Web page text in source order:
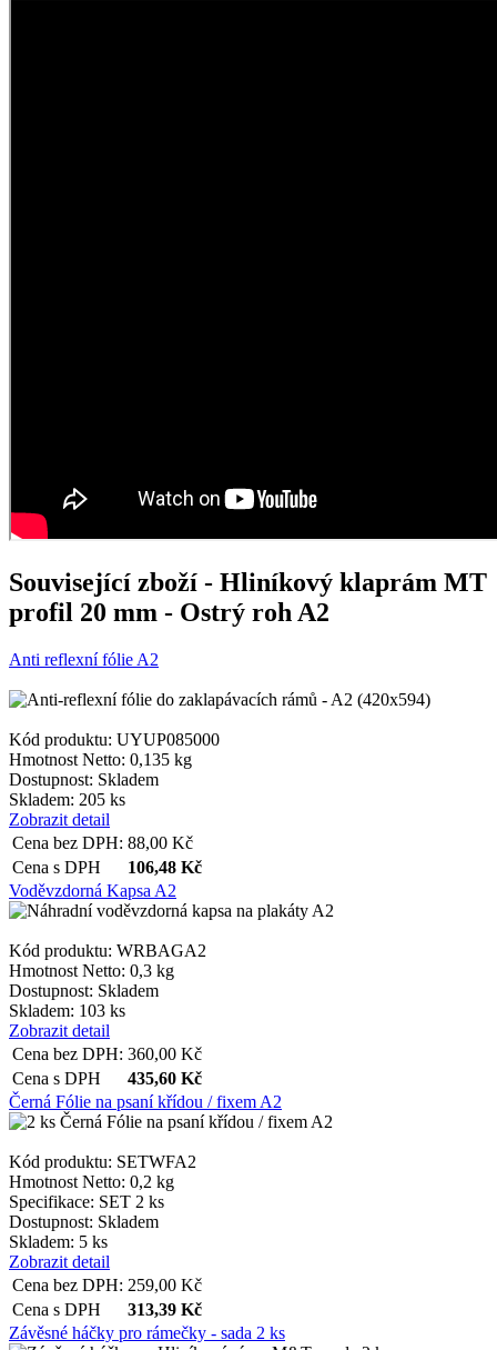
Související zboží - Hliníkový klaprám MT
profil 20 mm - Ostrý roh A2
Anti reflexní fólie A2
Kód produktu: UYUP085000
Hmotnost Netto: 0,135 kg
Dostupnost: Skladem
Skladem: 205 ks
Zobrazit detail
Cena bez DPH: 88,00 Kč
Cena s DPH
106,48 Kč
Voděvzdorná Kapsa A2
Kód produktu: WRBAGA2
Hmotnost Netto: 0,3 kg
Dostupnost: Skladem
Skladem: 103 ks
Zobrazit detail
Cena bez DPH: 360,00 Kč
Cena s DPH
435,60 Kč
Černá Fólie na psaní křídou / fixem A2
Kód produktu: SETWFA2
Hmotnost Netto: 0,2 kg
Specifikace: SET 2 ks
Dostupnost: Skladem
Skladem: 5 ks
Zobrazit detail
Cena bez DPH: 259,00 Kč
Cena s DPH
313,39 Kč
Závěsné háčky pro rámečky - sada 2 ks